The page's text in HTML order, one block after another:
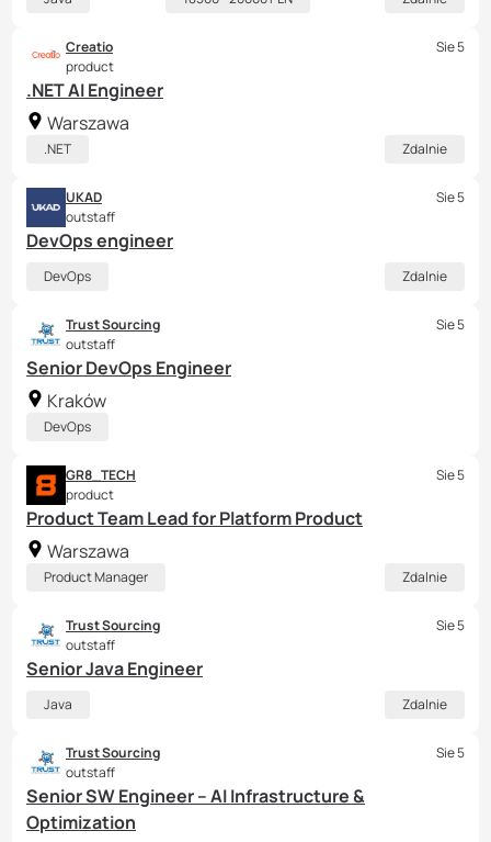
.NET AI Engineer
Warszawa
Creatio
product
Sie 5
.NET Zdalnie
DevOps engineer
UKAD
outstaff
Sie 5
DevOps Zdalnie
Senior DevOps Engineer
Kraków
Trust Sourcing
outstaff
Sie 5
DevOps
Product Team Lead for Platform Product
Warszawa
GR8_TECH
product
Sie 5
Product Manager Zdalnie
Senior Java Engineer
Trust Sourcing
outstaff
Sie 5
Java Zdalnie
Senior SW Engineer – AI Infrastructure &
Optimization
Trust Sourcing
outstaff
Sie 5